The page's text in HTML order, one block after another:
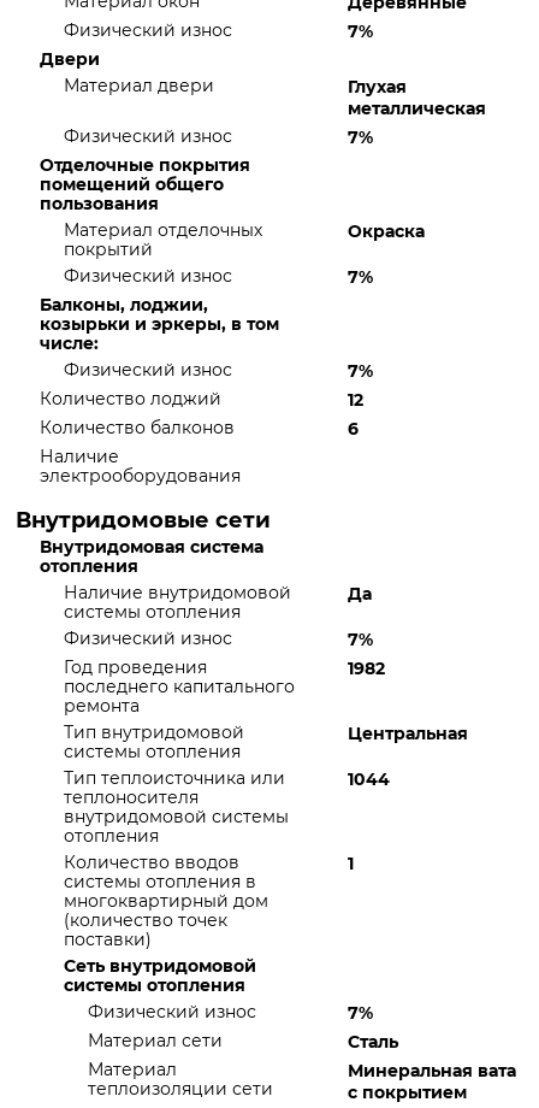
Физический износ
7%
Двери
Материал двери
Глухая
металлическая
Физический износ
7%
Отделочные покрытия
помещений общего
пользования
Материал отделочных
покрытий
Окраска
Физический износ
7%
Балконы, лоджии,
козырьки и эркеры, в том
числе:
Физический износ
7%
Количество лоджий
12
Количество балконов
6
Наличие
электрооборудования
Внутридомовые сети
Внутридомовая система
отопления
Наличие внутридомовой
системы отопления
Да
Физический износ
7%
Год проведения
последнего капитального
ремонта
1982
Тип внутридомовой
системы отопления
Центральная
Тип теплоисточника или
теплоносителя
внутридомовой системы
отопления
1044
Количество вводов
системы отопления в
многоквартирный дом
(количество точек
поставки)
1
Сеть внутридомовой
системы отопления
Физический износ
7%
Материал сети
Сталь
Материал
теплоизоляции сети
Минеральная вата
с покрытием